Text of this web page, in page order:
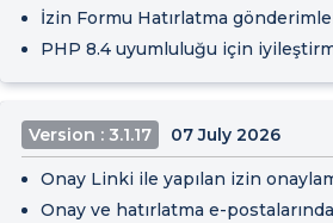
İzin Formu Hatırlatma
PHP 8.4 uyumluluğu için
Version : 3.1.17 07 July 2026
Onay Linki ile yapılan izin
Onay ve hatırlatma e-